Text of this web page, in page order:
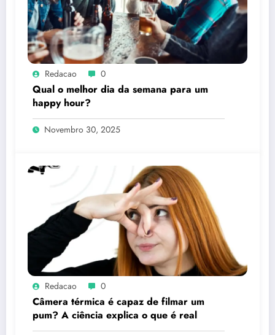
Redacao 0
Qual o melhor dia da semana para um
happy hour?
Novembro 30, 2025
Redacao 0
Câmera térmica é capaz de filmar um
pum? A ciência explica o que é real